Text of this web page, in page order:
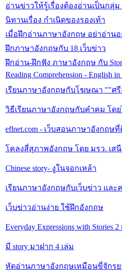
อ่านข่าวให้รู้เรื่องต้องอ่านเป็นกลุ่
นิทานเรื่อง กำเนิดของรองเท้า
เมื่อฝึกอ่านภาษาอังกฤษ อย่าอ่าน
ฝึกภาษาอังกฤษกับ 18 เว็บข่าว
ฝึกอ่าน-ฝึกฟัง ภาษาอังกฤษ กับ
Reading Comprehension - English
เรียนภาษาอังกฤษกับโฆษณา ""ศรี
วิธีเรียนภาษาอังกฤษกับคำคม โด
eflnet.com - เว็บสอนภาษาอังกฤษ
โคลงสี่สุภาพอังกฤษ โดย มรว. เส
Chinese story- งูในจอกเหล้า
เรียนภาษาอังกฤษกับเว็บข่าว และ
เว็บข่าวอ่านง่าย ใช้ฝึกอังกฤษ
Everyday Expressions with Stories
มี story มาฝาก 4 เล่ม
หัดอ่านภาษาอังกฤษเหมือนขี่จักรย